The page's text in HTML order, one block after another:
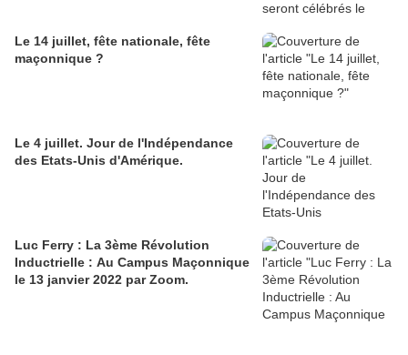
Le 14 juillet, fête nationale, fête
maçonnique ?
Le 4 juillet. Jour de l'Indépendance
des Etats-Unis d'Amérique.
Luc Ferry : La 3ème Révolution
Inductrielle : Au Campus Maçonnique
le 13 janvier 2022 par Zoom.